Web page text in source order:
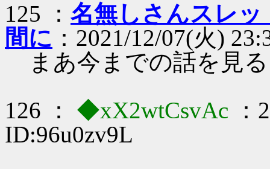
125 ： 名無しさんスレ
間に ：2021/12/07(火)
まあ今までの話を見
126 ：
◆xX2wtCsvAc
ID:96u0zv9L